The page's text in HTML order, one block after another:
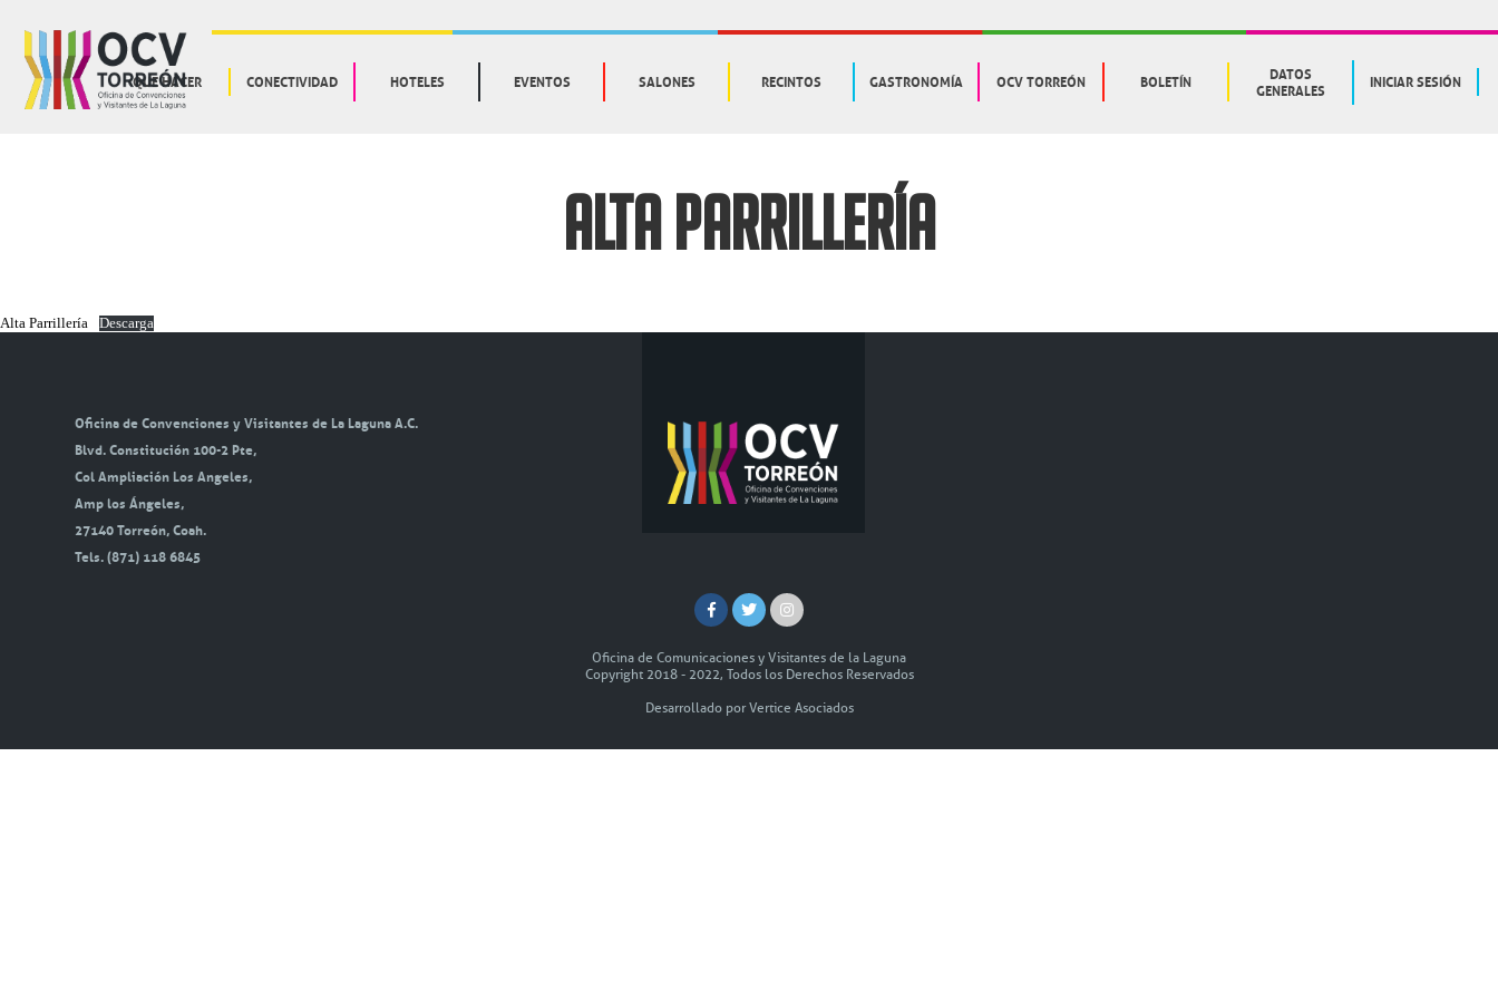
QUE HACER CONECTIVIDAD HOTELES EVENTOS SALONES RECINTOS GASTRONOMÍA OCV TORREÓN BOLETÍN
DATOS
GENERALES
INICIAR SESIÓN
ALTA PARRILLERÍA
Alta Parrillería Descarga
Oficina de Convenciones y Visitantes de La Laguna A.C.
Blvd. Constitución 100-2 Pte,
Col Ampliación Los Angeles,
Amp los Ángeles,
27140 Torreón, Coah.
Tels. (871) 118 6845
Oficina de Comunicaciones y Visitantes de la Laguna
Copyright 2018 - 2022, Todos los Derechos Reservados
Desarrollado por Vertice Asociados